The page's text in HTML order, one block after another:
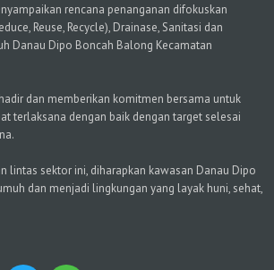
rencana penanganan difokuskan
Reuse, Recycle), Drainase, Sanitasi dan
Danau Dipo Boncah Balong Kecamatan
dan memberikan komitmen bersama untuk
terlaksana dengan baik dengan target selesai
lintas sektor ini, diharapkan kawasan Danau Dipo
dan menjadi lingkungan yang layak huni, sehat,